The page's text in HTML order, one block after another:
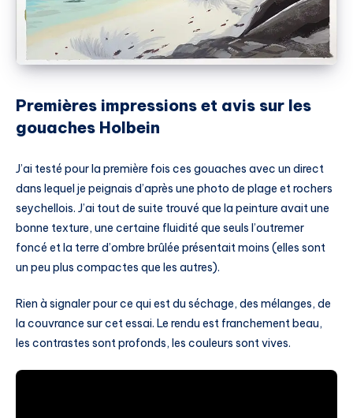
Premières impressions et avis sur les
gouaches Holbein
J’ai testé pour la première fois ces gouaches avec un direct
dans lequel je peignais d’après une photo de plage et rochers
seychellois. J’ai tout de suite trouvé que la peinture avait une
bonne texture, une certaine fluidité que seuls l’outremer
foncé et la terre d’ombre brûlée présentait moins (elles sont
un peu plus compactes que les autres).
Rien à signaler pour ce qui est du séchage, des mélanges, de
la couvrance sur cet essai. Le rendu est franchement beau,
les contrastes sont profonds, les couleurs sont vives.